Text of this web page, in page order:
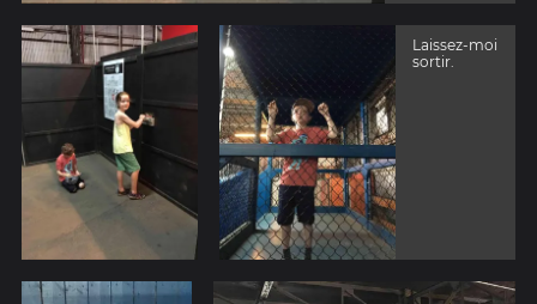
Laissez-moi
sortir.